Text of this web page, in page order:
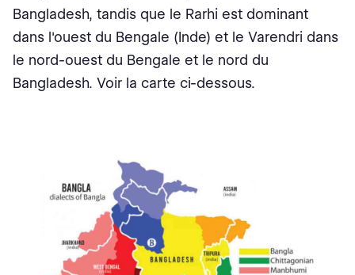
Bangladesh, tandis que le Rarhi est dominant
dans l'ouest du Bengale (Inde) et le Varendri dans
le nord-ouest du Bengale et le nord du
Bangladesh. Voir la carte ci-dessous.